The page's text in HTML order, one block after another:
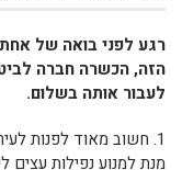
רגע לפני בואה של אחת
הזה, הכשרה חברה
לעבור אותה בשלום.
1. חשוב מאוד לפנות
מנת למנוע נפילות עצים